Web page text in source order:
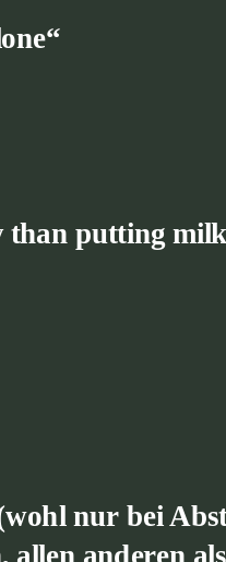
putting
nur bei
anderen